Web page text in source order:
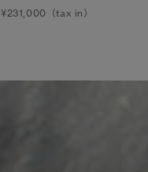
¥231,000（tax in）